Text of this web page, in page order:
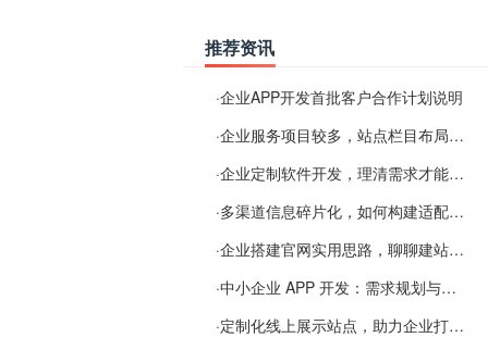
推荐资讯
·企业APP开发首批客户合作计划说明
·企业服务项目较多，站点栏目布局规划参考思路
·企业定制软件开发，理清需求才能提升数字化落地效率
·多渠道信息碎片化，如何构建适配 AI 检索的品牌信息源
·企业搭建官网实用思路，聊聊建站容易忽视的问题
·中小企业 APP 开发：需求规划与项目落地避坑经验分享
·定制化线上展示站点，助力企业打通线上经营渠道